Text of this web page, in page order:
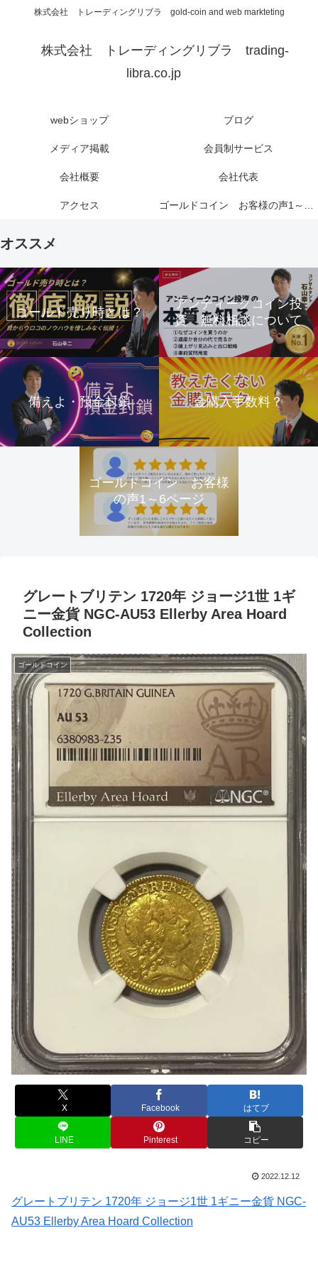
株式会社 トレーディングリブラ gold-coin and web markteting
株式会社 トレーディングリブラ trading-
libra.co.jp
webショップ ブログ
メディア掲載 会員制サービス
会社概要 会社代表
アクセス ゴールドコイン お客様の声1～6ページ
オススメ
ゴールド売り時とは？
アンティークコイン投
資 無料相談について
備えよ・預金封鎖 金購入手数料？
ゴールドコイン お客様
の声1～6ページ
グレートブリテン 1720年 ジョージ1世 1ギ
ニー金貨 NGC-AU53 Ellerby Area Hoard
Collection
ゴールドコイン
X Facebook はてブ
LINE Pinterest コピー
2022.12.12
グレートブリテン 1720年 ジョージ1世 1ギニー金貨 NGC-
AU53 Ellerby Area Hoard Collection